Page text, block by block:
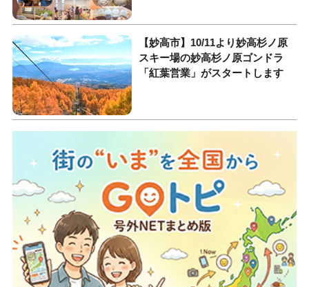
【妙高市】10/11より妙高杉ノ原
スキー場の妙高杉ノ原ゴンドラ
「紅葉営業」がスタートします